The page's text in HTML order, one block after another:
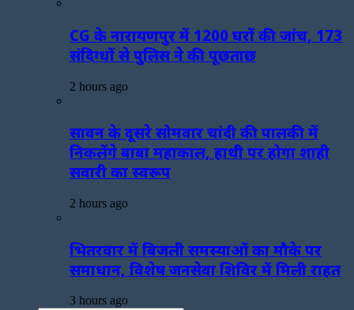
CG के नारायणपुर में 1200 घरों की जांच, 173
संदिग्धों से पुलिस ने की पूछताछ
2 hours ago
सावन के दूसरे सोमवार चांदी की पालकी में
निकलेंगे बाबा महाकाल, हाथी पर होगा शाही
सवारी का स्वरूप
2 hours ago
भितरवार में बिजली समस्याओं का मौके पर
समाधान, विशेष जनसेवा शिविर में मिली राहत
3 hours ago